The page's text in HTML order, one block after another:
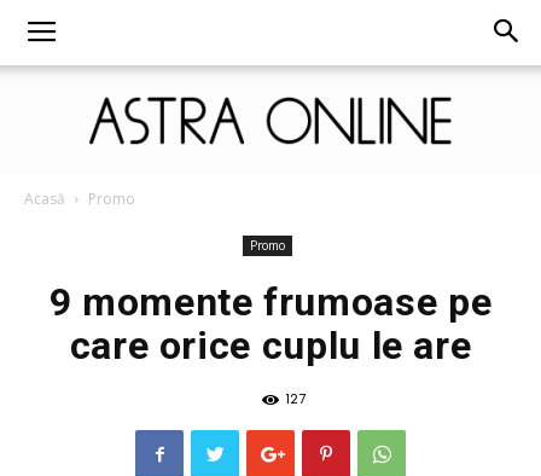
Online
Acasă Promo
Promo
9 momente frumoase pe
care orice cuplu le are
127